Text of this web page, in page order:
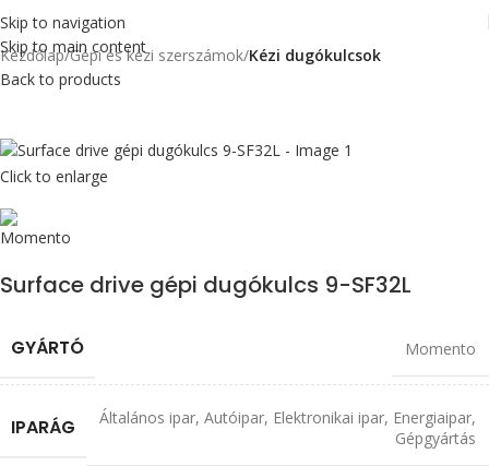
Skip to navigation
Skip to main content
Kezdőlap Gépi és kézi szerszámok Kézi dugókulcsok
Back to products
Click to enlarge
Surface drive gépi dugókulcs 9-SF32L
GYÁRTÓ Momento
IPARÁG Általános ipar, Autóipar, Elektronikai ipar, Energiaipar,
Gépgyártás